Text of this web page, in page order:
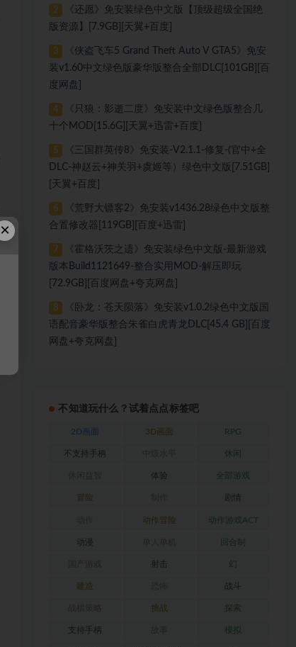
2
《还愿》免安装绿色中文版【顶级超级全国绝
版资源】[7.9GB][天翼+百度]
3
《侠盗飞车5 Grand Theft Auto V GTA5》免安
装v1.60中文绿色版豪华版整合全部DLC[101GB][百
度网盘]
4
《只狼：影逝二度》免安装中文绿色版整合几
十个MOD[15.6G][天翼+迅雷+百度]
5
《三国群英传8》免安装-V2.1.1-修复-(官中+全
DLC-神赵云+神关羽+虞姬等）绿色中文版[7.51GB]
[天翼+百度]
6
《荒野大镖客2》免安装v1436.28绿色中文版整
合置修改器[119GB][百度+迅雷]
7
《霍格沃茨之遗》免安装绿色中文版-最新游戏
版本Build1121649-整合实用MOD-解压即玩
[72.9GB][百度网盘+夸克网盘]
8
《卧龙：苍天陨落》免安装v1.0.2绿色中文版国
语配音豪华版整合朱雀白虎青龙DLC[45.4 GB][百度
网盘+夸克网盘]
不知道玩什么？试着点点标签吧
2D画面 3D画面 RPG
不支持手柄 休闲
体验 全部游戏
冒险 剧情
动作冒险 动作游戏ACT
动漫 回合制
射击 幻
建造 战斗
挑战 探索
支持手柄 模拟
×